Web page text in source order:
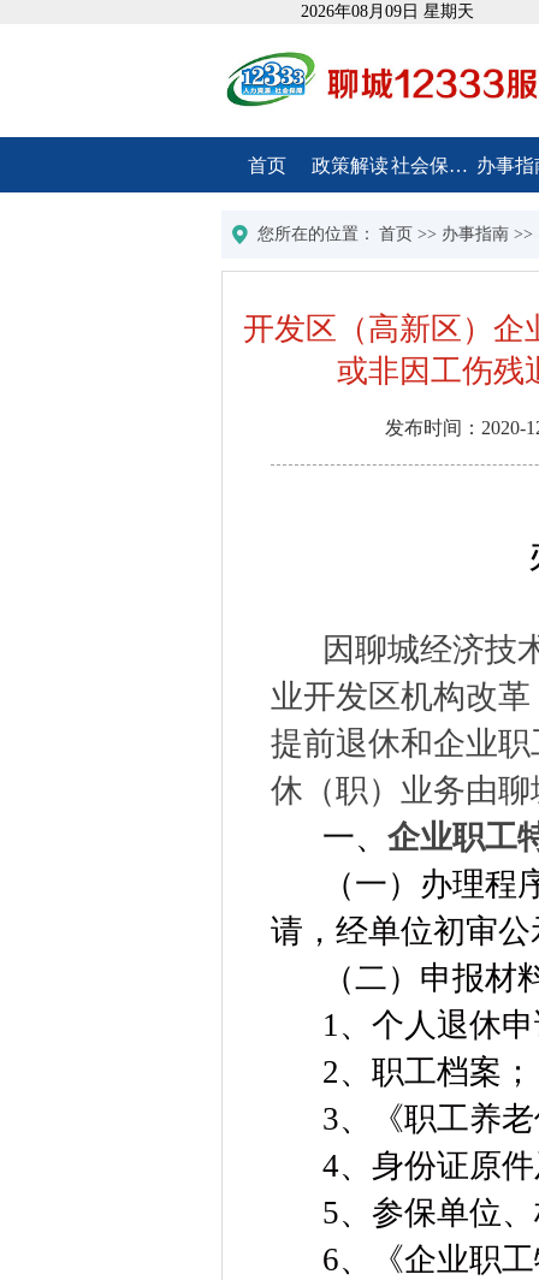
2026年08月09日 星期天
首页 政策解读 社会保障卡 办事指
您所在的位置： 首页 >> 办事指南>>
开发区（高新区）企
或非因工伤残
发布时间： 2020-
因聊城经济技
业开发区机构改
提前退休和企业
休（职）业务由
一、企业职工
（一）办理
请，经单位初审
（二）申报材
1、个人退休
2、职工档案；
3、《职工养
4、身份证原
5、参保单位
6、《企业职